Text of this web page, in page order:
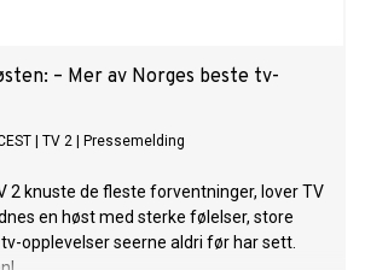
– Mer av Norges beste tv-
TV 2 Pressemelding
2 knuste de fleste forventninger, lover TV
en høst med sterke følelser, store
opplevelser seerne aldri før har sett.